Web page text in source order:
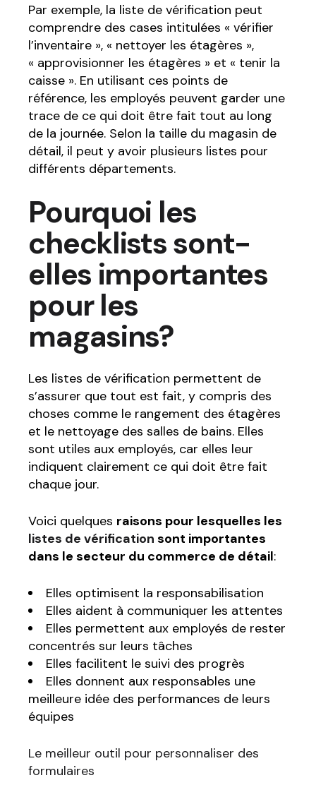
Par exemple, la liste de vérification peut
comprendre des cases intitulées « vérifier
l’inventaire », « nettoyer les étagères »,
« approvisionner les étagères » et « tenir la
caisse ». En utilisant ces points de
référence, les employés peuvent garder une
trace de ce qui doit être fait tout au long
de la journée. Selon la taille du magasin de
détail, il peut y avoir plusieurs listes pour
différents départements.
Pourquoi les
checklists sont-
elles importantes
pour les
magasins?
Les listes de vérification permettent de
s’assurer que tout est fait, y compris des
choses comme le rangement des étagères
et le nettoyage des salles de bains. Elles
sont utiles aux employés, car elles leur
indiquent clairement ce qui doit être fait
chaque jour.
Voici quelques raisons pour lesquelles les
listes de vérification sont importantes
dans le secteur du commerce de détail:
Elles optimisent la responsabilisation
Elles aident à communiquer les attentes
Elles permettent aux employés de rester
concentrés sur leurs tâches
Elles facilitent le suivi des progrès
Elles donnent aux responsables une
meilleure idée des performances de leurs
équipes
Le meilleur outil pour personnaliser des
formulaires